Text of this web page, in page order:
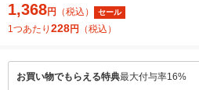
1,368円 （税込） セール
1つあたり 228円 （税込）
お買い物でもらえる特典最大付与率16%